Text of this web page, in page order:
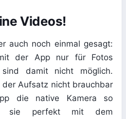
Videos!
auch noch einmal gesagt:
der App nur für Fotos
damit nicht möglich.
der Aufsatz nicht brauchbar
die native Kamera so
sie perfekt mit dem